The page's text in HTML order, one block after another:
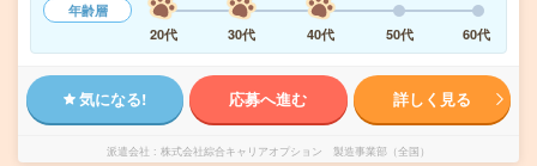
年齢層
20代
30代 40代 50代 60代
気になる! 応募へ進む 詳しく見る
派遣会社 株式会社綜合キャリアオプション 製造事業部（全国）